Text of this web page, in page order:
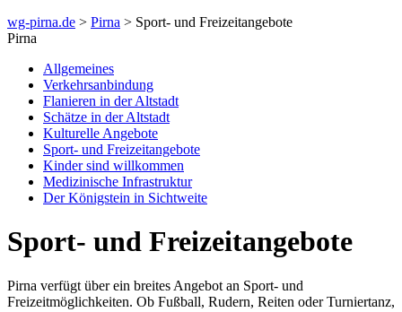
wg-pirna.de > Pirna > Sport- und Freizeitangebote
Pirna
Allgemeines
Verkehrsanbindung
Flanieren in der Altstadt
Schätze in der Altstadt
Kulturelle Angebote
Sport- und Freizeitangebote
Kinder sind willkommen
Medizinische Infrastruktur
Der Königstein in Sichtweite
Sport- und Freizeitangebote
Pirna verfügt über ein breites Angebot an Sport- und
Freizeitmöglichkeiten. Ob Fußball, Rudern, Reiten oder Turniertanz,